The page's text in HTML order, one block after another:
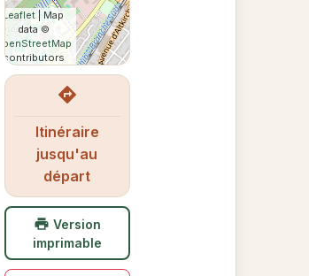
Leaflet| Map
data ©
OpenStreetMap
contributors
directions
Itinéraire
jusqu'au
départ
print Version
imprimable